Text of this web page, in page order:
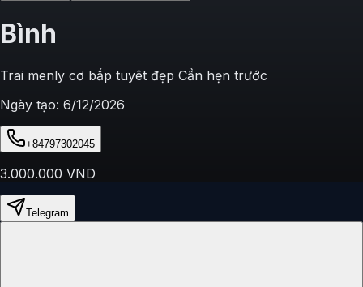
Bình
Trai menly cơ bắp tuyêt đẹp Cần hẹn trước
Ngày tạo: 6/12/2026
+84797302045
3.000.000 VND
Telegram